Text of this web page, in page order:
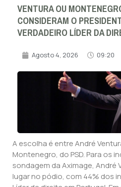
VENTURA OU
CONSIDERAM O
VERDADEIRO LÍDER DA
Agosto 4, 2026 09:20
A escolha é entre André
Montenegro, do PSD. Para os
sondagem da Aximage, André
lugar no pódio, com 44% dos